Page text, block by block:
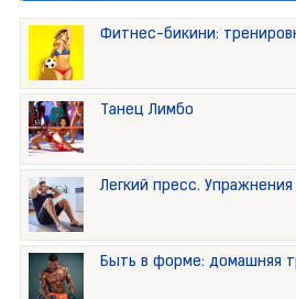
Фитнес-бикини:
Танец Лимбо
Легкий пресс. Упражнения
Быть в форме: домашняя